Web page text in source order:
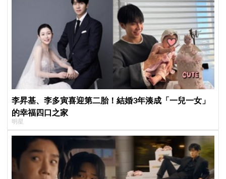
李昇基、李多寅喜迎第二胎！結婚3年湊成「一兒一女」
的幸福四口之家
明星